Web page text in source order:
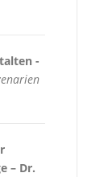
-
– Dr.